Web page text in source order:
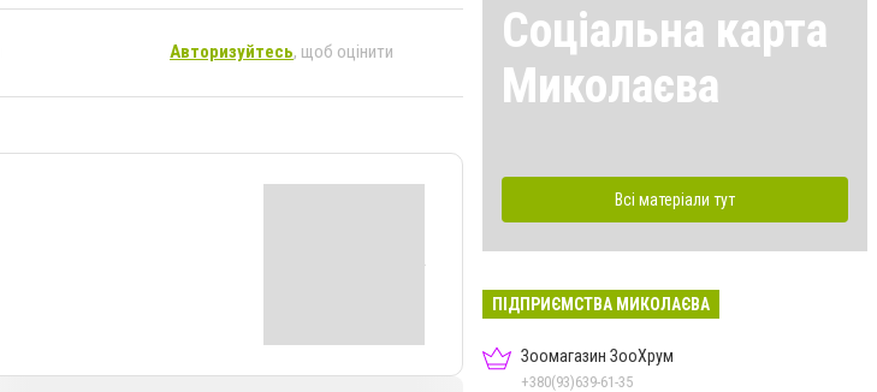
Авторизуйтесь, щоб оцінити
Соціальна карта
Миколаєва
Всі матеріали тут
ПІДПРИЄМСТВА МИКОЛАЄВА
Зоомагазин ЗооХрум
+380(93)639-61-35